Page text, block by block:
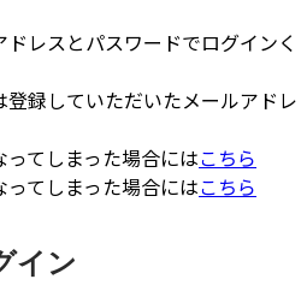
レスとパスワードでログインく
録していただいたメールアドレ
てしまった場合にはこちら
てしまった場合にはこちら
イン